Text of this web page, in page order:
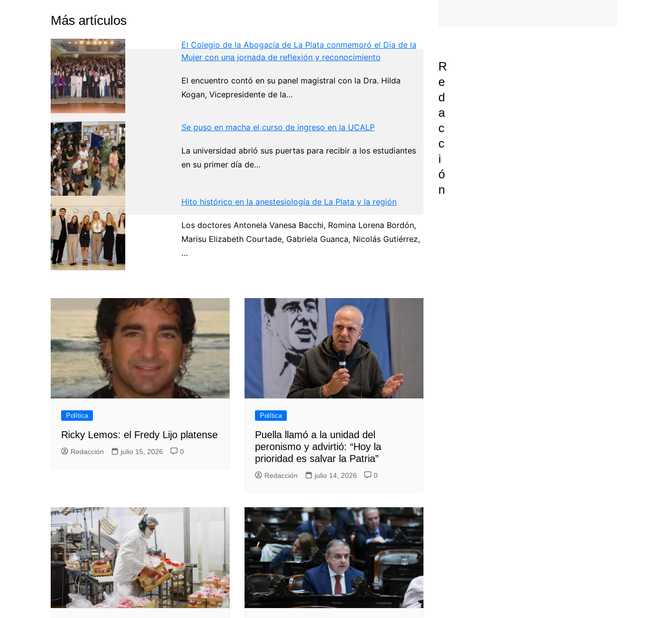
Más artículos
El Colegio de la Abogacía de La Plata conmemoró el Día de la
Mujer con una jornada de reflexión y reconocimiento
El encuentro contó en su panel magistral con la Dra. Hilda
Kogan, Vicepresidente de la…
Se puso en macha el curso de ingreso en la UCALP
La universidad abrió sus puertas para recibir a los estudiantes
en su primer día de…
Hito histórico en la anestesiología de La Plata y la región
Los doctores Antonela Vanesa Bacchi, Romina Lorena Bordón,
Marisu Elizabeth Courtade, Gabriela Guanca, Nicolás Gutiérrez,
…
R
E
D
A
C
C
I
Ó
N
Navegación
de
Política
Ricky Lemos: el Fredy Lijo platense
Redacción julio 15, 2026 0
Política
Puella llamó a la unidad del
peronismo y advirtió: “Hoy la
prioridad es salvar la Patria”
Redacción julio 14, 2026 0